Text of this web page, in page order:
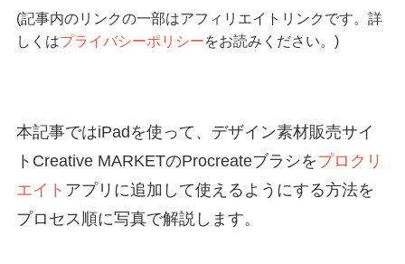
(記事内のリンクの一部はアフィリエイトリンクです。詳
しくはプライバシーポリシーをお読みください。)
本記事ではiPadを使って、デザイン素材販売サイ
トCreative MARKETのProcreateブラシをプロクリ
エイト アプリに追加して使えるようにする方法を
プロセス順に写真で解説します。